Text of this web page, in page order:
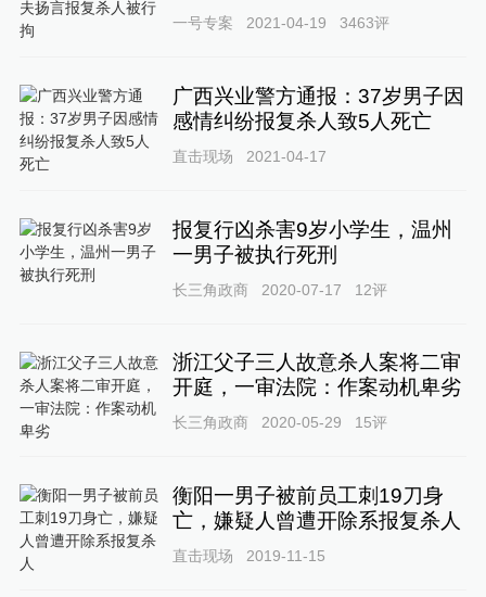
一号专案 2021-04-19 3463评
广西兴业警方通报：37岁男子因
感情纠纷报复杀人致5人死亡
直击现场 2021-04-17
报复行凶杀害9岁小学生，温州
一男子被执行死刑
长三角政商 2020-07-17 12评
浙江父子三人故意杀人案将二审
开庭，一审法院：作案动机卑劣
长三角政商 2020-05-29 15评
衡阳一男子被前员工刺19刀身
亡，嫌疑人曾遭开除系报复杀人
直击现场 2019-11-15